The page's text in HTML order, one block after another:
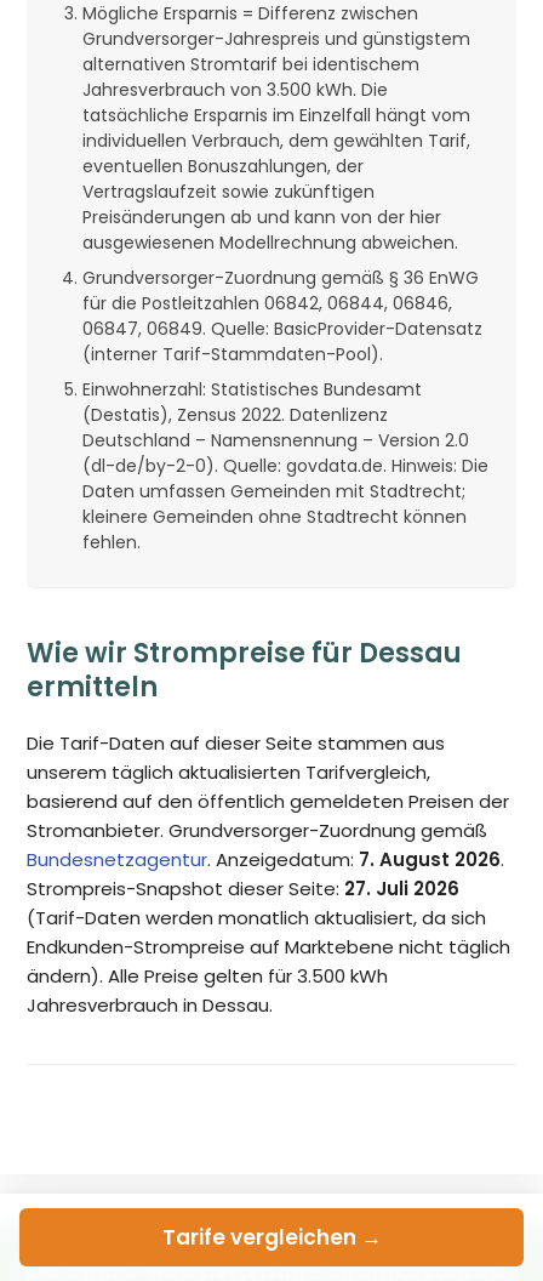
Mögliche Ersparnis = Differenz zwischen
Grundversorger-Jahrespreis und günstigstem
alternativen Stromtarif bei identischem
Jahresverbrauch von 3.500 kWh. Die
tatsächliche Ersparnis im Einzelfall hängt vom
individuellen Verbrauch, dem gewählten Tarif,
eventuellen Bonuszahlungen, der
Vertragslaufzeit sowie zukünftigen
Preisänderungen ab und kann von der hier
ausgewiesenen Modellrechnung abweichen.
Grundversorger-Zuordnung gemäß § 36 EnWG
für die Postleitzahlen 06842, 06844, 06846,
06847, 06849. Quelle: BasicProvider-Datensatz
(interner Tarif-Stammdaten-Pool).
Einwohnerzahl: Statistisches Bundesamt
(Destatis), Zensus 2022. Datenlizenz
Deutschland – Namensnennung – Version 2.0
(dl-de/by-2-0). Quelle: govdata.de. Hinweis: Die
Daten umfassen Gemeinden mit Stadtrecht;
kleinere Gemeinden ohne Stadtrecht können
fehlen.
Wie wir Strompreise für Dessau
ermitteln
Die Tarif-Daten auf dieser Seite stammen aus
unserem täglich aktualisierten Tarifvergleich,
basierend auf den öffentlich gemeldeten Preisen der
Stromanbieter. Grundversorger-Zuordnung gemäß
Bundesnetzagentur. Anzeigedatum: 7. August 2026.
Strompreis-Snapshot dieser Seite: 27. Juli 2026
(Tarif-Daten werden monatlich aktualisiert, da sich
Endkunden-Strompreise auf Marktebene nicht täglich
ändern). Alle Preise gelten für 3.500 kWh
Jahresverbrauch in Dessau.
Tarifevergleichen →
Der Strom-Newsletter: Ihre Stromkosten im